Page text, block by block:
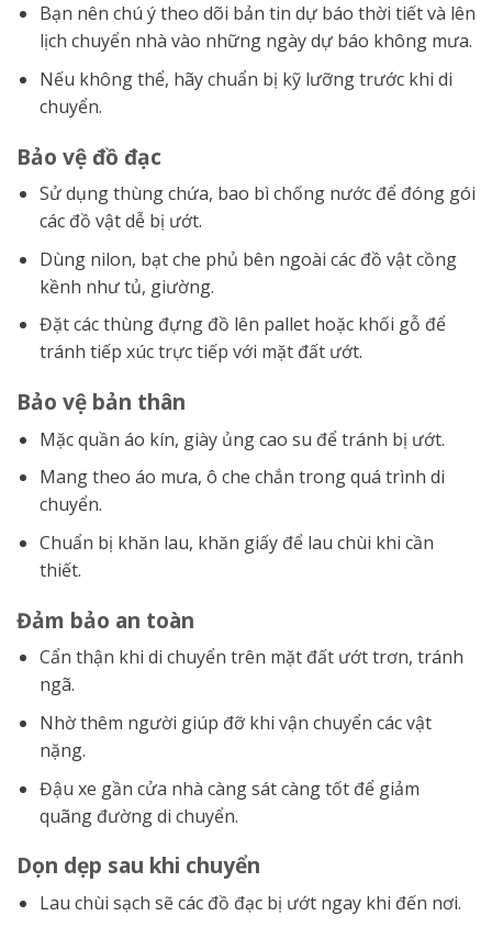
Bạn nên chú ý theo dõi bản tin dự báo thời tiết và lên
lịch chuyển nhà vào những ngày dự báo không mưa.
Nếu không thể, hãy chuẩn bị kỹ lưỡng trước khi di
chuyển.
Bảo vệ đồ đạc
Sử dụng thùng chứa, bao bì chống nước để đóng gói
các đồ vật dễ bị ướt.
Dùng nilon, bạt che phủ bên ngoài các đồ vật cồng
kềnh như tủ, giường.
Đặt các thùng đựng đồ lên pallet hoặc khối gỗ để
tránh tiếp xúc trực tiếp với mặt đất ướt.
Bảo vệ bản thân
Mặc quần áo kín, giày ủng cao su để tránh bị ướt.
Mang theo áo mưa, ô che chắn trong quá trình di
chuyển.
Chuẩn bị khăn lau, khăn giấy để lau chùi khi cần
thiết.
Đảm bảo an toàn
Cẩn thận khi di chuyển trên mặt đất ướt trơn, tránh
ngã.
Nhờ thêm người giúp đỡ khi vận chuyển các vật
nặng.
Đậu xe gần cửa nhà càng sát càng tốt để giảm
quãng đường di chuyển.
Dọn dẹp sau khi chuyển
Lau chùi sạch sẽ các đồ đạc bị ướt ngay khi đến nơi.